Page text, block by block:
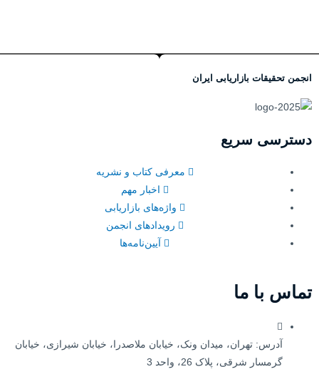
انجمن تحقیقات بازاریابی ایران
دسترسی سریع
معرفی کتاب و نشریه
اخبار مهم
واژه‌های بازاریابی
رویدادهای انجمن
آیین‌نامه‌ها
تماس با ما
آدرس: تهران، میدان ونک، خیابان ملاصدرا، خیابان شیرازی، خیابان
گرمسار شرقی، پلاک 26، واحد 3